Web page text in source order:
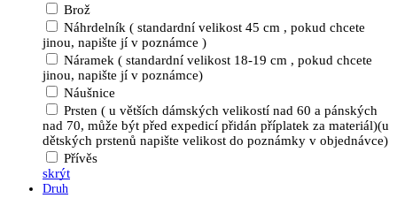
Brož
Náhrdelník ( standardní velikost 45 cm , pokud chcete
jinou, napište jí v poznámce )
Náramek ( standardní velikost 18-19 cm , pokud chcete
jinou, napište jí v poznámce)
Náušnice
Prsten ( u větších dámských velikostí nad 60 a pánských
nad 70, může být před expedicí přidán příplatek za materiál)(u
dětských prstenů napište velikost do poznámky v objednávce)
Přívěs
skrýt
Druh